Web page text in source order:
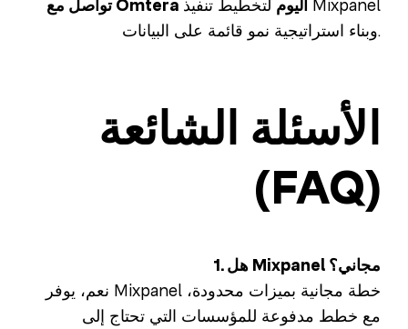
تواصل مع Omtera اليوم لتخطيط تنفيذ Mixpanel
وبناء استراتيجية نمو قائمة على البيانات.
الأسئلة الشائعة
(FAQ)
1. هل Mixpanel مجاني؟
نعم، يوفر Mixpanel خطة مجانية بميزات محدودة،
مع خطط مدفوعة للمؤسسات التي تحتاج إلى